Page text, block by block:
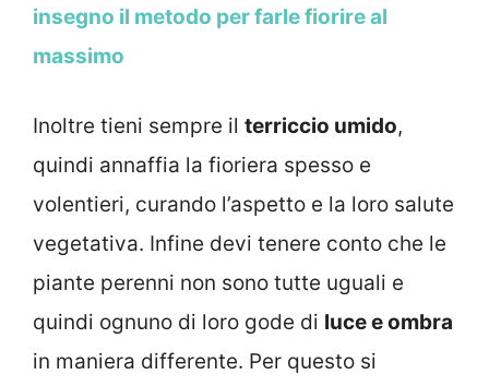
insegno il metodo per farle fiorire al
massimo
Inoltre tieni sempre il terriccio umido,
quindi annaffia la fioriera spesso e
volentieri, curando l’aspetto e la loro salute
vegetativa. Infine devi tenere conto che le
piante perenni non sono tutte uguali e
quindi ognuno di loro gode di luce e ombra
in maniera differente. Per questo si